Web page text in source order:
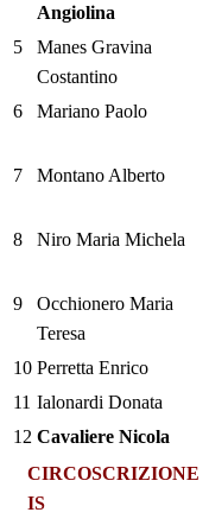
Angiolina
5
Manes Gravina
Costantino
6 Mariano Paolo
7 Montano Alberto
8
Niro Maria Michela
9
Occhionero Maria
Teresa
10 Perretta Enrico
11 Ialonardi Donata
12 Cavaliere Nicola
CIRCOSCRIZIONE
IS